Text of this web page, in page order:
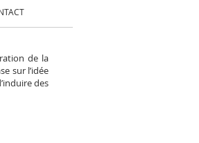
de la
sur l’idée
des